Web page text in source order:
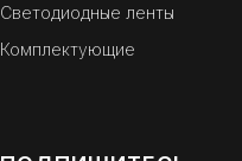
Светодиодные ленты
Комплектующие